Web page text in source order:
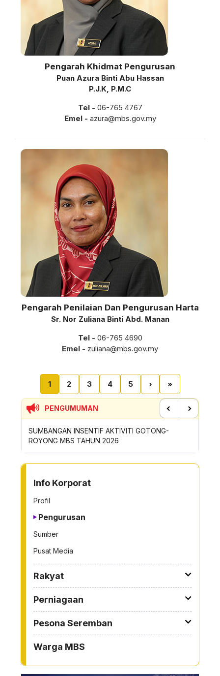
Pengarah Khidmat Pengurusan
Puan Azura Binti Abu Hassan
P.J.K, P.M.C
Tel - 06-765 4767
Emel - azura@mbs.gov.my
Pengarah Penilaian Dan Pengurusan Harta
Sr. Nor Zuliana Binti Abd. Manan
Tel - 06-765 4690
Emel - zuliana@mbs.gov.my
PaginationCurrent page
1 Page
2 Page
3 Page
4 Page
5 Next page
› Last page
»
PENGUMUMAN
SUMBANGAN INSENTIF AKTIVITI GOTONG-
ROYONG MBS TAHUN 2026
Info Korporat
Profil
Pengurusan
Sumber
Pusat Media
Rakyat
Perniagaan
Pesona Seremban
Warga MBS